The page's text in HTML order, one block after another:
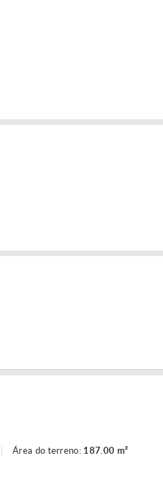
Área do terreno: 187.00 m²